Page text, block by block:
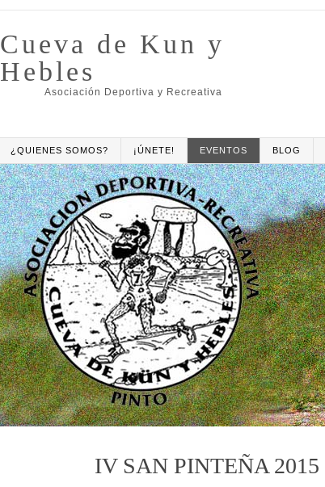
Cueva de Kun y
Hebles
Asociación Deportiva y Recreativa
¿QUIENES SOMOS? ¡ÚNETE! EVENTOS BLOG
IV SAN PINTEÑA 2015